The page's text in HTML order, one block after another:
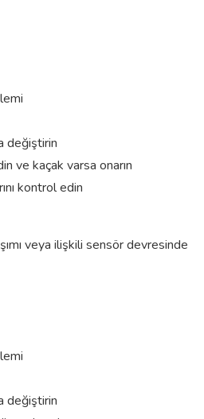
değiştirin
ve kaçak varsa onarın
kontrol edin
veya ilişkili sensör devresinde
değiştirin